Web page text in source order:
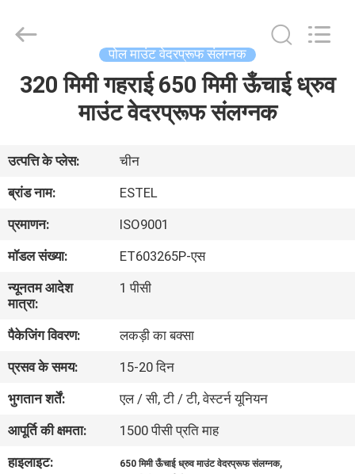
घर
हमारे
बारे
कारखाना
भ्रमण
गुणवत्ता
नियंत्रण
संपर्क
TECHNOLOGY
Rights
Reserved.
पोल माउंट वेदरप्रूफ संलग्नक
320 मिमी गहराई 650 मिमी ऊँचाई ध्रुव
माउंट वेदरप्रूफ संलग्नक
उत्पत्ति के प्लेस:
चीन
ब्रांड नाम:
ESTEL
प्रमाणन:
ISO9001
मॉडल संख्या:
ET603265P-एस
न्यूनतम आदेश
मात्रा:
1 पीसी
पैकेजिंग विवरण:
लकड़ी का बक्सा
प्रसव के समय:
15-20 दिन
भुगतान शर्तें:
एल / सी, टी / टी, वेस्टर्न यूनियन
आपूर्ति की क्षमता:
1500 पीसी प्रति माह
हाइलाइट:
650 मिमी ऊँचाई ध्रुव माउंट वेदरप्रूफ संलग्नक,